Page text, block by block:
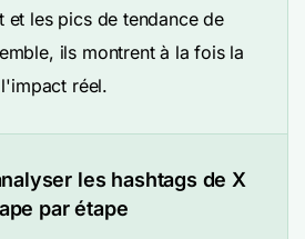
et les pics de tendance de
ils montrent à la fois la
réel.
les hashtags de X
par étape